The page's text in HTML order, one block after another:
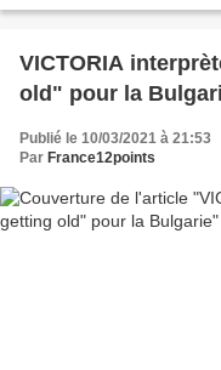
VICTORIA
old" pour la
Publié le 10/03/2021 à 21:53
Par France12points